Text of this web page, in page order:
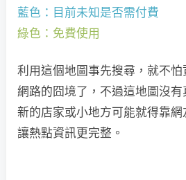
藍色：目前未知是否需付費
綠色：免費使用
利用這個地圖事先搜尋，就不
網路的囧境了，不過這地圖沒
新的店家或小地方可能就得靠網
讓熱點資訊更完整。